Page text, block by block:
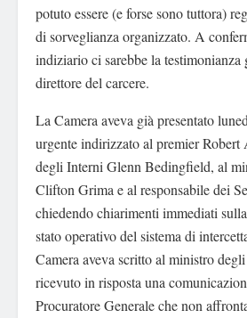
potuto essere (e forse sono tuttora)
di sorveglianza organizzato. A
indiziario ci sarebbe la testimonianza
direttore del carcere.
La Camera aveva già presentato
urgente indirizzato al premier
degli Interni Glenn Bedingfield, al
Clifton Grima e al responsabile dei
chiedendo chiarimenti immediati
stato operativo del sistema di
Camera aveva scritto al ministro
ricevuto in risposta una
Procuratore Generale che non